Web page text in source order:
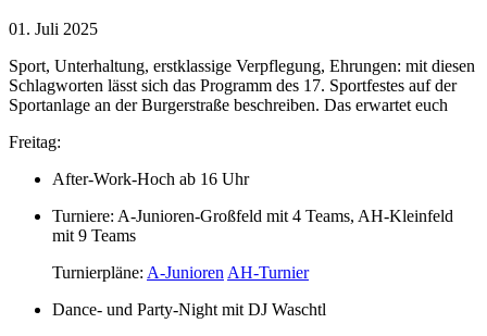
01. Juli 2025
Sport, Unterhaltung, erstklassige Verpflegung, Ehrungen: mit diesen
Schlagworten lässt sich das Programm des 17. Sportfestes auf der
Sportanlage an der Burgerstraße beschreiben. Das erwartet euch
Freitag:
After-Work-Hoch ab 16 Uhr
Turniere: A-Junioren-Großfeld mit 4 Teams, AH-Kleinfeld
mit 9 Teams
Turnierpläne: A-JuniorenAH-Turnier
Dance- und Party-Night mit DJ Waschtl